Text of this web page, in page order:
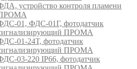
устройство контроля пламени
01, ФДС-01Г, фотодатчик
ПРОМА
01-24Т, фотодатчик
ПРОМА
03-220 IP66, фотодатчик